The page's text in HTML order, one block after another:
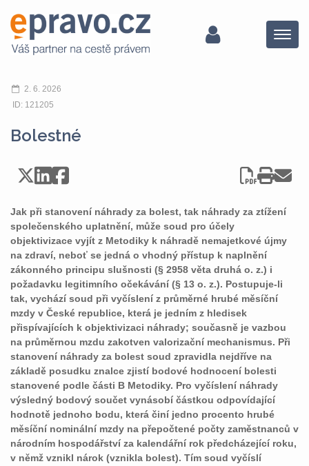
Menu
2. 6. 2026
ID: 121205
Bolestné
Jak při stanovení náhrady za bolest, tak náhrady za ztížení
společenského uplatnění, může soud pro účely
objektivizace vyjít z Metodiky k náhradě nemajetkové újmy
na zdraví, neboť se jedná o vhodný přístup k naplnění
zákonného principu slušnosti (§ 2958 věta druhá o. z.) i
požadavku legitimního očekávání (§ 13 o. z.). Postupuje-li
tak, vychází soud při vyčíslení z průměrné hrubé měsíční
mzdy v České republice, která je jedním z hledisek
přispívajících k objektivizaci náhrady; současně je vazbou
na průměrnou mzdu zakotven valorizační mechanismus. Při
stanovení náhrady za bolest soud zpravidla nejdříve na
základě posudku znalce zjistí bodové hodnocení bolesti
stanovené podle části B Metodiky. Pro vyčíslení náhrady
výsledný bodový součet vynásobí částkou odpovídající
hodnotě jednoho bodu, která činí jedno procento hrubé
měsíční nominální mzdy na přepočtené počty zaměstnanců v
národním hospodářství za kalendářní rok předcházející roku,
v němž vznikl nárok (vznikla bolest). Tím soud vyčíslí